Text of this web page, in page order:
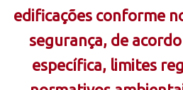
edificações conforme
segurança, de
específica, limites